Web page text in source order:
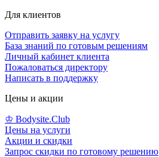
Для клиентов
Отправить заявку на услугу
База знаний по готовым решениям
Личный кабинет клиента
Пожаловаться директору
Написать в поддержку
Цены и акции
♔ Bodysite.Club
Цены на услуги
Акции и скидки
Запрос скидки по готовому решению